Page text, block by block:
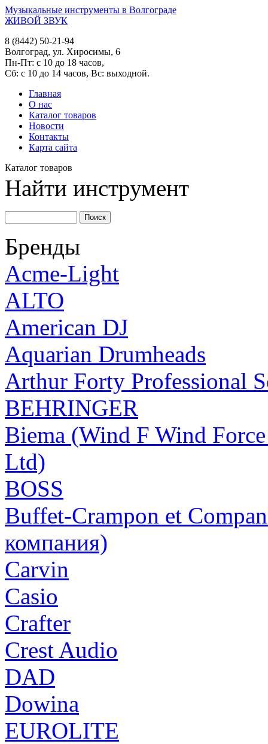
Музыкальные инструменты в Волгограде
ЖИВОЙ ЗВУК
8 (8442) 50-21-94
Волгоград, ул. Хиросимы, 6
Пн-Пт: с 10 до 18 часов,
Сб: с 10 до 14 часов, Вс: выходной.
Главная
О нас
Каталог товаров
Новости
Контакты
Карта сайта
Каталог товаров
Найти инструмент
Бренды
Acme-Light
ALTO
American DJ
Aquarian Drumheads
Arthur Forty Professional
BEHRINGER
Biema (Wind F Wind
Ltd)
BOSS
Buffet-Crampon et
компания)
Carvin
Casio
Crafter
Crest Audio
DAD
Dowina
EUROLITE